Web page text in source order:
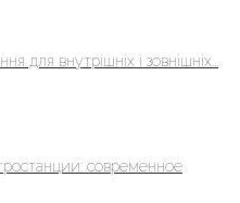
для внутрішніх і зовнішніх...
современное